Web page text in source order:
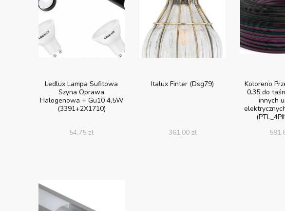
Ledlux Lampa Sufitowa
Szyna Oprawa
Halogenowa + Gu10 4,5W
(3391+2X1710)
54,75 zł
Italux Finter (Dsg79)
361,00 zł
Koloreno
0.35 do
innych